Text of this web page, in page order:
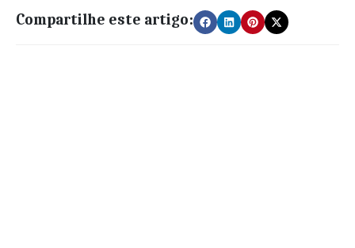
Compartilhe este artigo: